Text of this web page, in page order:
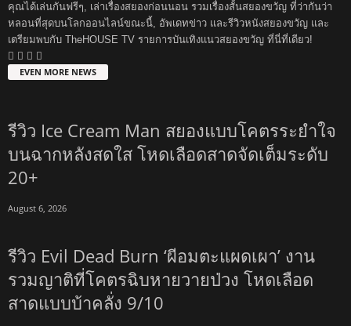
คุณได้เล่นกันฟรีๆ, เล่าเรื่องสยองก่อนนอน รวมเรื่องสั้นสยองขวัญ ที่ว่ากันว่า
หลอนที่สุดบนโลกออนไลน์ขณะนี้, อัพเดทข่าว และรีวิวหนังสยองขวัญ และ
เตรียมพบกับ TheHOUSE TV รายการบันเทิงแนวสยองขวัญ ที่นี่ที่เดียว!
EVEN MORE NEWS
รีวิว Ice Cream Man สยองแบบโคตรระยำใจ
บนฉากหลังสดใส โหดเลือดสาดจัดเต็มระดับ
20+
August 6, 2026
รีวิว Evil Dead Burn ‘ผีอมตะแผดเผา’ งาน
รวมญาติที่โคตรฉิบหายวายป่วง โหดเลือด
สาดแบบบ้าคลั่ง 9/10